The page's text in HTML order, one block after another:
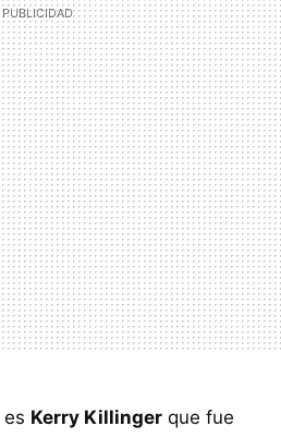
Kerry Killinger que fue